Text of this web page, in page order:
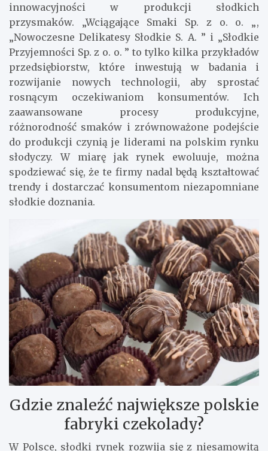
innowacyjności w produkcji słodkich
przysmaków. „Wciągające Smaki Sp. z o. o. „,
„Nowoczesne Delikatesy Słodkie S. A. ” i „Słodkie
Przyjemności Sp. z o. o. ” to tylko kilka przykładów
przedsiębiorstw, które inwestują w badania i
rozwijanie nowych technologii, aby sprostać
rosnącym oczekiwaniom konsumentów. Ich
zaawansowane procesy produkcyjne,
różnorodność smaków i zrównoważone podejście
do produkcji czynią je liderami na polskim rynku
słodyczy. W miarę jak rynek ewoluuje, można
spodziewać się, że te firmy nadal będą kształtować
trendy i dostarczać konsumentom niezapomniane
słodkie doznania.
Gdzie znaleźć największe polskie
fabryki czekolady?
W Polsce, słodki rynek rozwija się z niesamowitą